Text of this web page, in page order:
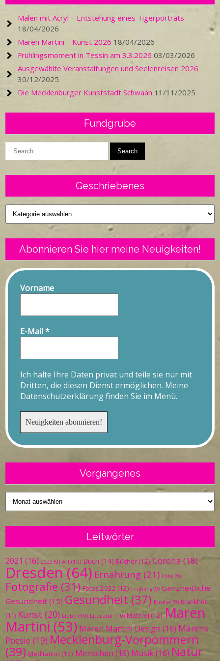
Malen mit Acryl – Entstehung eines Tigerporträts
18/04/2026
Maren Martini – Kunst 2026 18/04/2026
Frühlingsmoment in Tessin am 3.3.2026 03/03/2026
Ausgewählte Veranstaltungen und Seelenreisen 2026
30/12/2025
Die Mecklenburger Kunststadt Schwaan 11/11/2025
Fundgrube
Geschriebenes
Geschriebenes
Abonnieren Sie hier meine Neuigkeiten!
Vorname
E-Mail*
Ich halte Ihre Daten privat und teile sie nur mit
Dritten, die diesen Dienst ermöglichen. Meine
Datenschutzerklärung finden Sie im Menü.
Vergangenes
Vergangenes
Leitwörter
2021 (16) 2022 (9) Art (10) Buch (14) Bücher (12) Corona (18)
Dresden (64) Ernährung (21) Foto (9)
Fotografie (31) Fotos 2022 (12) Frühling (9) Ganzheitliche
Gesundheit (15) Gesundheit (37) Kinder (9) Krankheit
(11) Kunst (20) Liebe (10) Literatur (10) Malerei (12) Maren
Martini (53) Maren Martini Design (16) Marens
Poesie (19) Mecklenburg-Vorpommern
(39) Meditation (12) Menschen (16) Musik(16) Natur